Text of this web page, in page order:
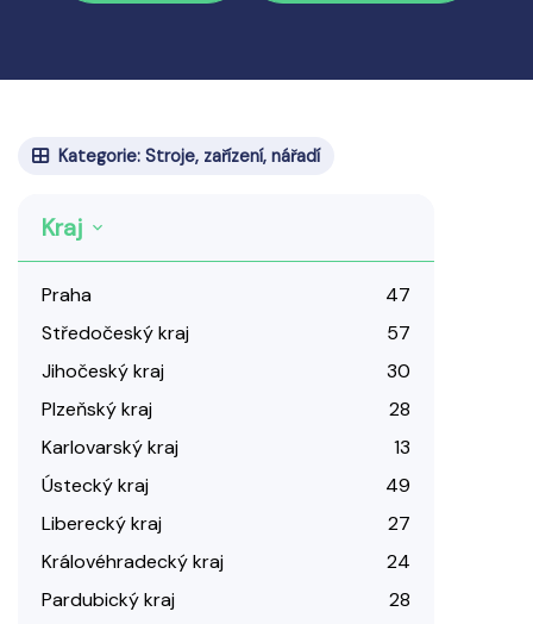
Kategorie: Stroje, zařízení, nářadí
Kraj
Praha
47
Středočeský kraj
57
Jihočeský kraj
30
Plzeňský kraj
28
Karlovarský kraj
13
Ústecký kraj
49
Liberecký kraj
27
Královéhradecký kraj
24
Pardubický kraj
28